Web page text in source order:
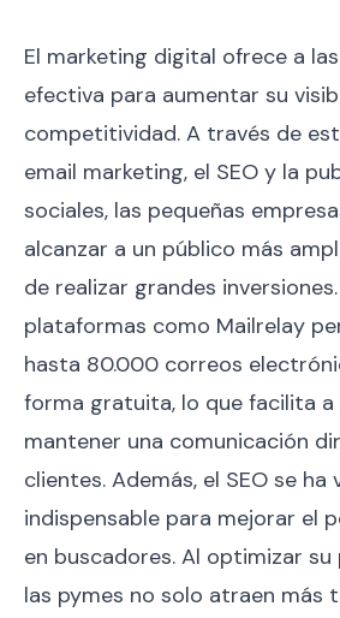
El marketing digital ofrece a
efectiva para aumentar su
competitividad. A través de
email marketing, el SEO y la
sociales, las pequeñas
alcanzar a un público más
de realizar grandes
plataformas como Mailrelay
hasta 80.000 correos
forma gratuita, lo que facilita a
mantener una comunicación
clientes. Además, el SEO se ha
indispensable para mejorar el
en buscadores. Al optimizar su
las pymes no solo atraen más